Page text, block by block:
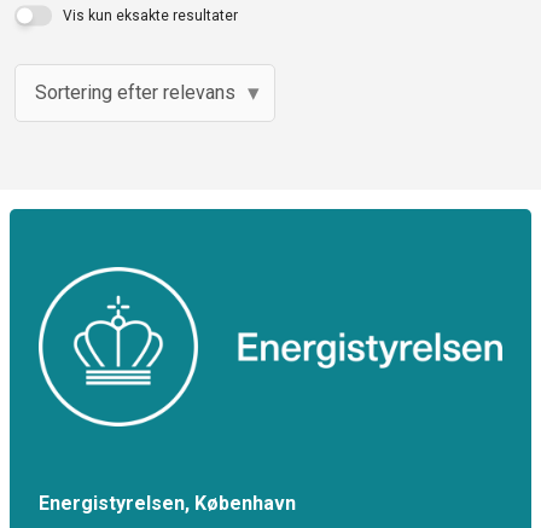
Vis kun eksakte resultater
Energistyrelsen, København